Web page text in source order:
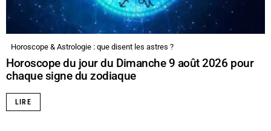
Horoscope & Astrologie : que disent les astres ?
Horoscope du jour du Dimanche 9 août 2026 pour
chaque signe du zodiaque
LIRE